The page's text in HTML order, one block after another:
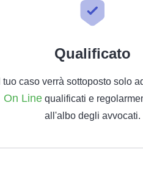
Qualificato
Il tuo caso verrà sottoposto solo
On Line qualificati e
all'albo degli avvocati.